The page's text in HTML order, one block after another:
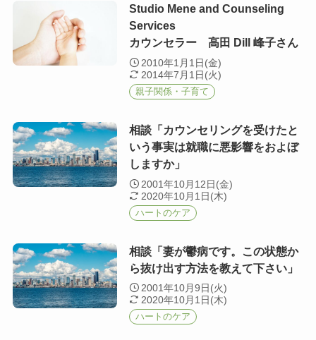
Studio Mene and Counseling
Services
カウンセラー 高田 Dill 峰子さん
2010年1月1日(金)
2014年7月1日(火)
親子関係・子育て
相談「カウンセリングを受けたと
いう事実は就職に悪影響をおよぼ
しますか」
2001年10月12日(金)
2020年10月1日(木)
ハートのケア
相談「妻が鬱病です。この状態か
ら抜け出す方法を教えて下さい」
2001年10月9日(火)
2020年10月1日(木)
ハートのケア